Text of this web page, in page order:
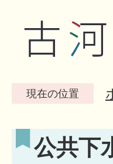
現在の位置
公共下